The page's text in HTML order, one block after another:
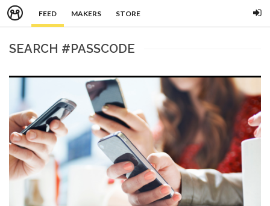
FEED MAKERS STORE
SEARCH #PASSCODE